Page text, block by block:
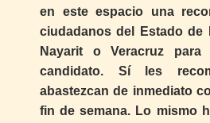
en este espacio una
ciudadanos del Estado de
Nayarit o Veracruz
candidato. Sí les
abastezcan de inmediato
fin de semana. Lo mismo